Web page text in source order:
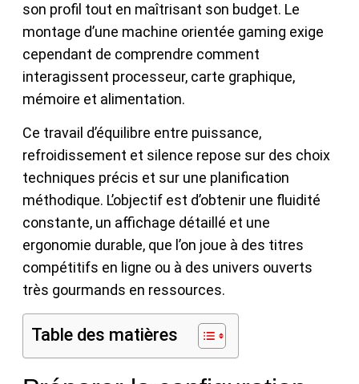
son profil tout en maîtrisant son budget. Le
montage d’une machine orientée gaming exige
cependant de comprendre comment
interagissent processeur, carte graphique,
mémoire et alimentation.
Ce travail d’équilibre entre puissance,
refroidissement et silence repose sur des choix
techniques précis et sur une planification
méthodique. L’objectif est d’obtenir une fluidité
constante, un affichage détaillé et une
ergonomie durable, que l’on joue à des titres
compétitifs en ligne ou à des univers ouverts
très gourmands en ressources.
Table des matières